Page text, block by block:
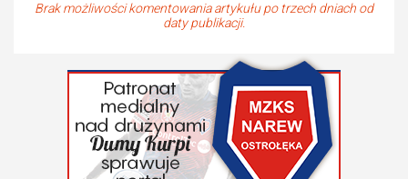
Brak możliwości komentowania artykułu po trzech dniach od
daty publikacji.